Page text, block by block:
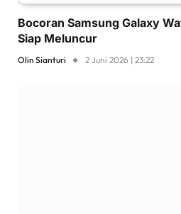
Bocoran Samsung Galaxy
Siap Meluncur
Olin Sianturi 2 Juni 2026 | 23:22